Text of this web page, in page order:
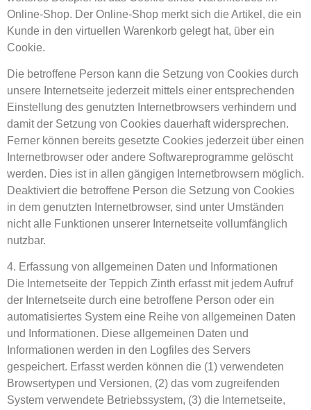
Online-Shop. Der Online-Shop merkt sich die Artikel, die ein
Kunde in den virtuellen Warenkorb gelegt hat, über ein
Cookie.
Die betroffene Person kann die Setzung von Cookies durch
unsere Internetseite jederzeit mittels einer entsprechenden
Einstellung des genutzten Internetbrowsers verhindern und
damit der Setzung von Cookies dauerhaft widersprechen.
Ferner können bereits gesetzte Cookies jederzeit über einen
Internetbrowser oder andere Softwareprogramme gelöscht
werden. Dies ist in allen gängigen Internetbrowsern möglich.
Deaktiviert die betroffene Person die Setzung von Cookies
in dem genutzten Internetbrowser, sind unter Umständen
nicht alle Funktionen unserer Internetseite vollumfänglich
nutzbar.
4. Erfassung von allgemeinen Daten und Informationen
Die Internetseite der Teppich Zinth erfasst mit jedem Aufruf
der Internetseite durch eine betroffene Person oder ein
automatisiertes System eine Reihe von allgemeinen Daten
und Informationen. Diese allgemeinen Daten und
Informationen werden in den Logfiles des Servers
gespeichert. Erfasst werden können die (1) verwendeten
Browsertypen und Versionen, (2) das vom zugreifenden
System verwendete Betriebssystem, (3) die Internetseite,